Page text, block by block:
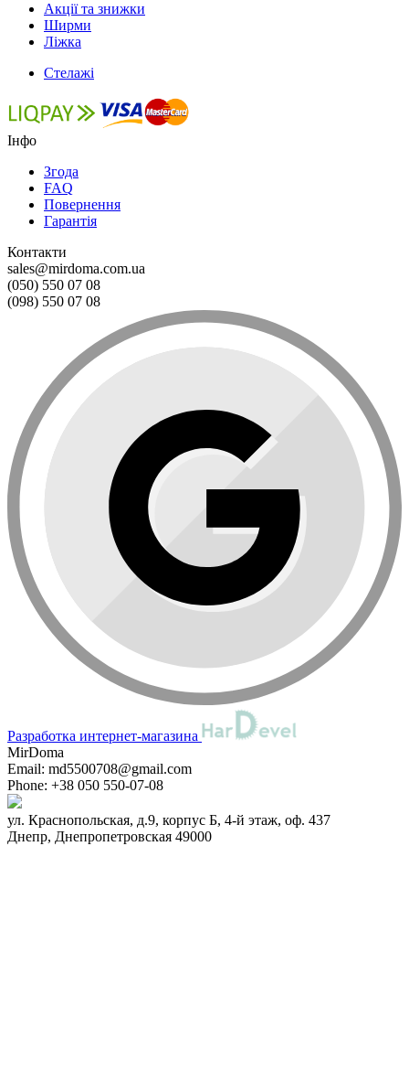
Акції та знижки
Ширми
Ліжка
Стелажі
Інфо
Згода
FAQ
Повернення
Гарантія
Контакти
sales@mirdoma.com.ua
(050) 550 07 08
(098) 550 07 08
Разработка интернет-магазина
MirDoma
Email: md5500708@gmail.com
Phone: +38 050 550-07-08
ул. Краснопольская, д.9, корпус Б, 4-й этаж, оф. 437
Днепр, Днепропетровская 49000